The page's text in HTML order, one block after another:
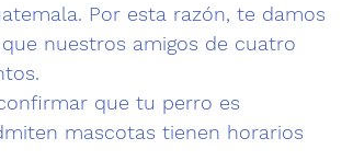
Por esta razón, te damos
nuestros amigos de cuatro
que tu perro es
mascotas tienen horarios